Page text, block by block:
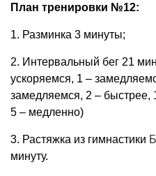
План тренировки №12:
1. Разминка 3 минуты;
2. Интервальный бег 21
ускоряемся, 1 –
замедляемся, 2 – быстрее,
5 – медленно)
3. Растяжка из гимнастики
минуту.